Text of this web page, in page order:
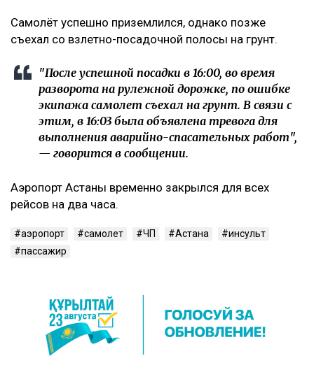
Самолёт успешно приземлился, однако позже
съехал со взлетно-посадочной полосы на грунт.
"После успешной посадки в 16:00, во время
разворота на рулежной дорожке, по ошибке
экипажа самолет съехал на грунт. В связи с
этим, в 16:03 была объявлена тревога для
выполнения аварийно-спасательных работ",
— говорится в сообщении.
Аэропорт Астаны временно закрылся для всех
рейсов на два часа.
аэропорт самолет ЧП Астана
инсульт
пассажир